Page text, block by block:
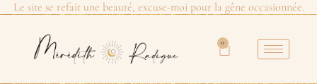
Le site se refait une beauté, excuse-moi pour la gêne occasionnée.
0